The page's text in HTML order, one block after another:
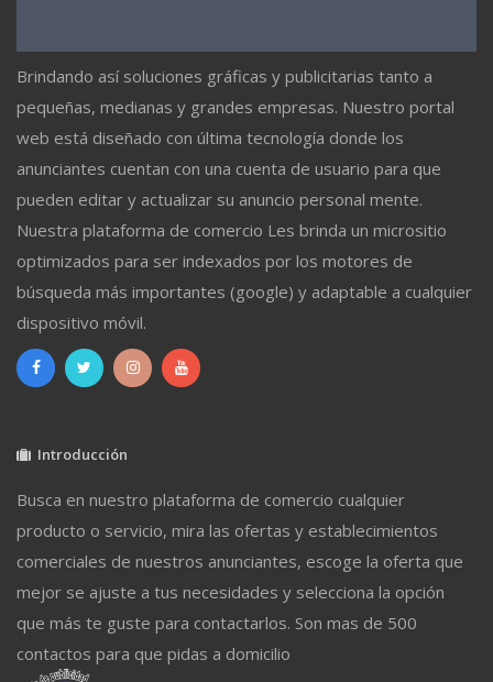
Brindando así soluciones gráficas y publicitarias tanto a
pequeñas, medianas y grandes empresas. Nuestro portal
web está diseñado con última tecnología donde los
anunciantes cuentan con una cuenta de usuario para que
pueden editar y actualizar su anuncio personal mente.
Nuestra plataforma de comercio Les brinda un micrositio
optimizados para ser indexados por los motores de
búsqueda más importantes (google) y adaptable a cualquier
dispositivo móvil.
Introducción
Busca en nuestro plataforma de comercio cualquier
producto o servicio, mira las ofertas y establecimientos
comerciales de nuestros anunciantes, escoge la oferta que
mejor se ajuste a tus necesidades y selecciona la opción
que más te guste para contactarlos. Son mas de 500
contactos para que pidas a domicilio